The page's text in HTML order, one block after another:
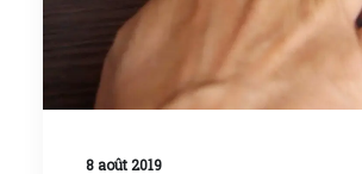
8 août 2019